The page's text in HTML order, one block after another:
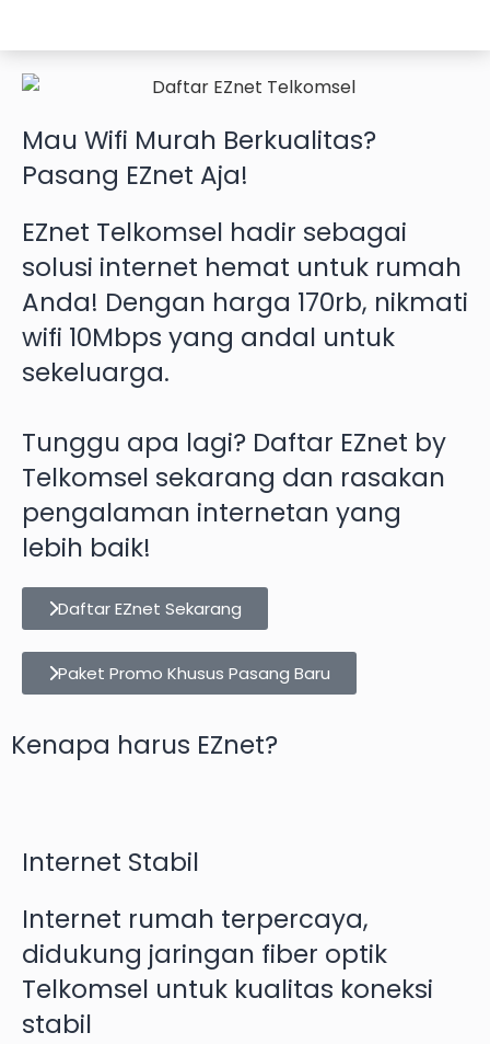
Mau Wifi Murah Berkualitas?
Pasang EZnet Aja!
EZnet Telkomsel hadir sebagai
solusi internet hemat untuk rumah
Anda! Dengan harga 170rb, nikmati
wifi 10Mbps yang andal untuk
sekeluarga.
Tunggu apa lagi? Daftar EZnet by
Telkomsel sekarang dan rasakan
pengalaman internetan yang
lebih baik!
Daftar EZnet Sekarang
Paket Promo Khusus Pasang Baru
Kenapa harus EZnet?
Internet Stabil
Internet rumah terpercaya,
didukung jaringan fiber optik
Telkomsel untuk kualitas koneksi
stabil